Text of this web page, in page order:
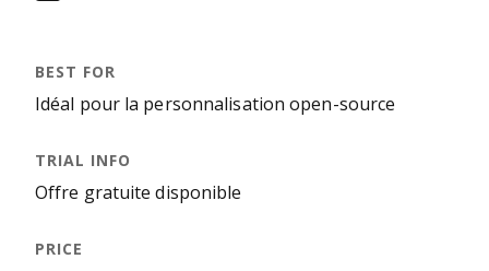
Idéal pour la personnalisation open-source
Offre gratuite disponible